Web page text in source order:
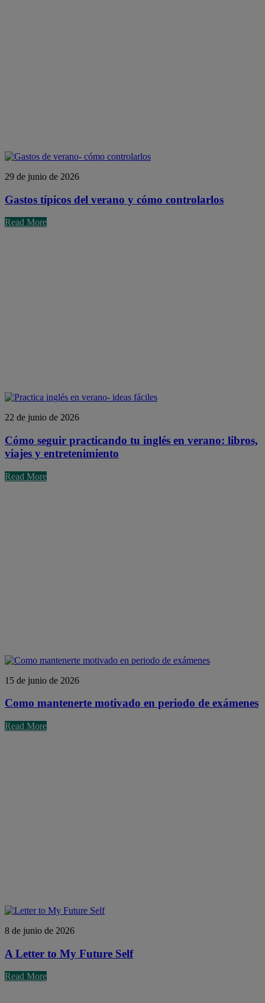
29 de junio de 2026
Gastos típicos del verano y cómo controlarlos
Read More
22 de junio de 2026
Cómo seguir practicando tu inglés en verano: libros,
viajes y entretenimiento
Read More
15 de junio de 2026
Como mantenerte motivado en periodo de exámenes
Read More
8 de junio de 2026
A Letter to My Future Self
Read More